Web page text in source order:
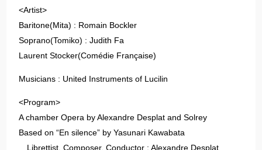
<Artist>
Baritone(Mita) : Romain Bockler
Soprano(Tomiko) : Judith Fa
Laurent Stocker(Comédie Française)
Musicians : United Instruments of Lucilin
<Program>
A chamber Opera by Alexandre Desplat and Solrey
Based on “En silence” by Yasunari Kawabata
Librettist, Composer, Conductor : Alexandre Desplat